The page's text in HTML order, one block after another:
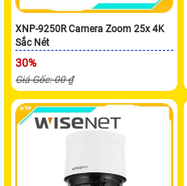
XNP-9250R Camera Zoom 25x 4K
Sắc Nét
30%
Giá Gốc: 00 ₫